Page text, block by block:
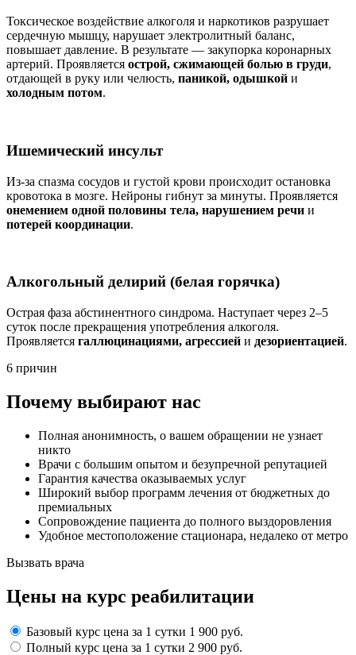
Токсическое воздействие алкоголя и наркотиков разрушает
сердечную мышцу, нарушает электролитный баланс,
повышает давление. В результате — закупорка коронарных
артерий. Проявляется острой, сжимающей болью в груди,
отдающей в руку или челюсть, паникой, одышкой и
холодным потом.
Ишемический инсульт
Из-за спазма сосудов и густой крови происходит остановка
кровотока в мозге. Нейроны гибнут за минуты. Проявляется
онемением одной половины тела, нарушением речи и
потерей координации.
Алкогольный делирий (белая горячка)
Острая фаза абстинентного синдрома. Наступает через 2–5
суток после прекращения употребления алкоголя.
Проявляется галлюцинациями, агрессией и дезориентацией.
6 причин
Почему выбирают нас
Полная анонимность, о вашем обращении не узнает
никто
Врачи с большим опытом и безупречной репутацией
Гарантия качества оказываемых услуг
Широкий выбор программ лечения от бюджетных до
премиальных
Сопровождение пациента до полного выздоровления
Удобное местоположение стационара, недалеко от метро
Вызвать врача
Цены на курс реабилитации
Базовый курс цена за 1 сутки 1 900 руб.
Полный курс цена за 1 сутки 2 900 руб.